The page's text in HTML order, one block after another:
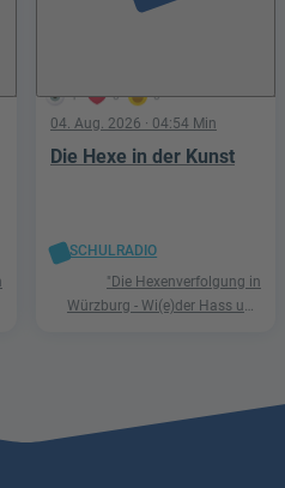
1 0 0
04. Aug. 2026 · 04:54 Min
Die Hexe in der Kunst
SCHULRADIO
"Die Hexenverfolgung in
Würzburg - Wi(e)der Hass und